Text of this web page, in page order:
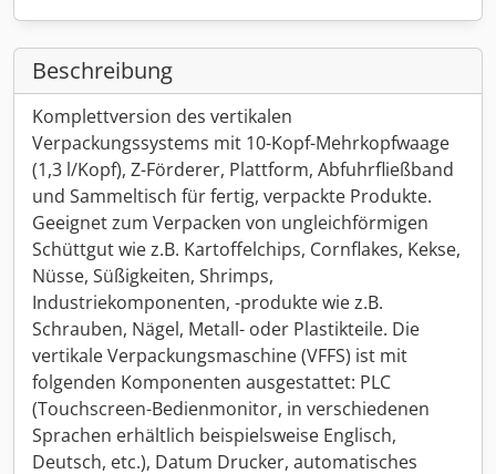
Beschreibung
Komplettversion des vertikalen
Verpackungssystems mit 10-Kopf-Mehrkopfwaage
(1,3 l/Kopf), Z-Förderer, Plattform, Abfuhrfließband
und Sammeltisch für fertig, verpackte Produkte.
Geeignet zum Verpacken von ungleichförmigen
Schüttgut wie z.B. Kartoffelchips, Cornflakes, Kekse,
Nüsse, Süßigkeiten, Shrimps,
Industriekomponenten, -produkte wie z.B.
Schrauben, Nägel, Metall- oder Plastikteile. Die
vertikale Verpackungsmaschine (VFFS) ist mit
folgenden Komponenten ausgestattet: PLC
(Touchscreen-Bedienmonitor, in verschiedenen
Sprachen erhältlich beispielsweise Englisch,
Deutsch, etc.), Datum Drucker, automatisches